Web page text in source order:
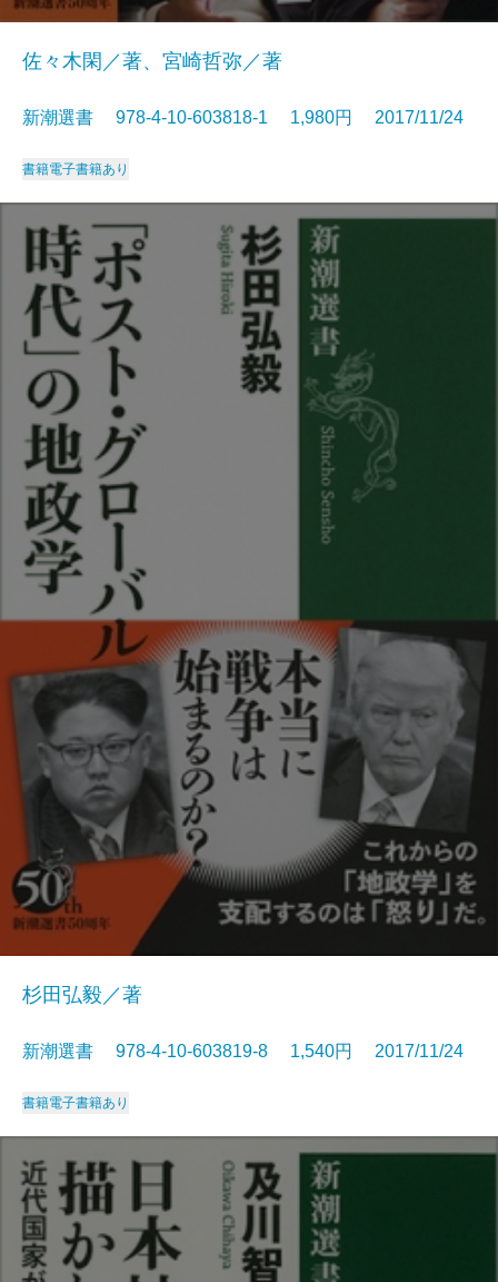
佐々木閑／著、宮崎哲弥／著
新潮選書 978-4-10-603818-1 1,980円 2017/11/24
書籍電子書籍あり
杉田弘毅／著
新潮選書 978-4-10-603819-8 1,540円 2017/11/24
書籍電子書籍あり